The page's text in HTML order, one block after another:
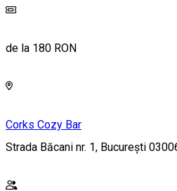
de la 180 RON
Corks Cozy Bar
Strada Băcani nr. 1, București